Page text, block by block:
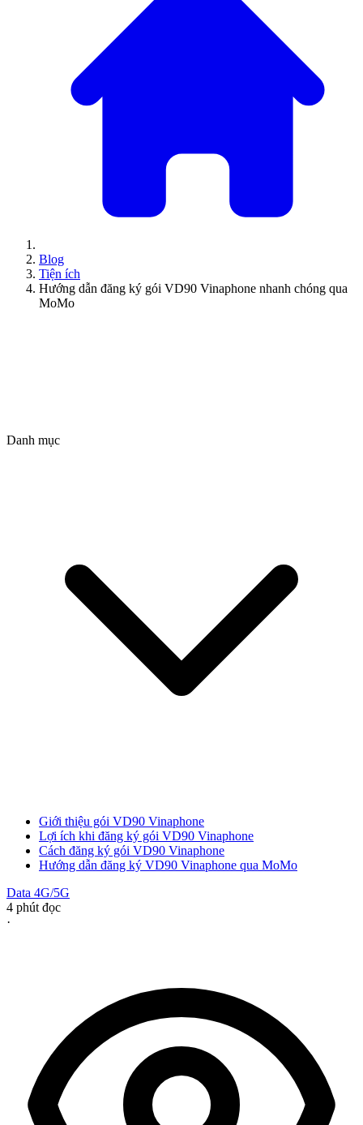
Blog
Tiện ích
Hướng dẫn đăng ký gói VD90 Vinaphone nhanh chóng qua
MoMo
Danh mục
Giới thiệu gói VD90 Vinaphone
Lợi ích khi đăng ký gói VD90 Vinaphone
Cách đăng ký gói VD90 Vinaphone
Hướng dẫn đăng ký VD90 Vinaphone qua MoMo
Data 4G/5G
4 phút đọc
·